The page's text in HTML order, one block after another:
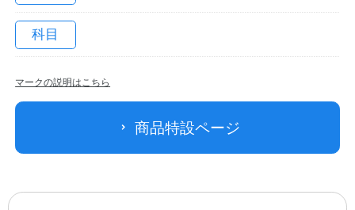
教職員の皆さまへ
科目
マークの説明はこちら
商品特設ページ